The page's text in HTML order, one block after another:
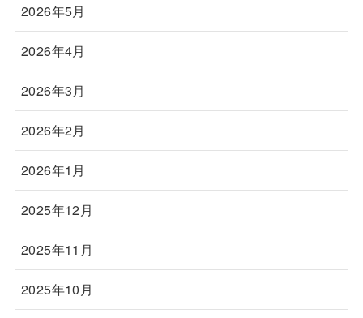
2026年5月
2026年4月
2026年3月
2026年2月
2026年1月
2025年12月
2025年11月
2025年10月